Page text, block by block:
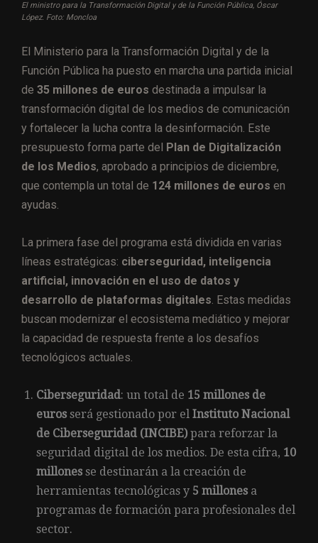
El ministro para la Transformación Digital y de la Función Pública, Óscar
López. Foto: Moncloa
El Ministerio para la Transformación Digital y de la
Función Pública ha puesto en marcha una partida inicial
de 35 millones de euros destinada a impulsar la
transformación digital de los medios de comunicación
y fortalecer la lucha contra la desinformación. Este
presupuesto forma parte del Plan de Digitalización
de los Medios, aprobado a principios de diciembre,
que contempla un total de 124 millones de euros en
ayudas.
La primera fase del programa está dividida en varias
líneas estratégicas: ciberseguridad, inteligencia
artificial, innovación en el uso de datos y
desarrollo de plataformas digitales. Estas medidas
buscan modernizar el ecosistema mediático y mejorar
la capacidad de respuesta frente a los desafíos
tecnológicos actuales.
Ciberseguridad: un total de 15 millones de
euros será gestionado por el Instituto Nacional
de Ciberseguridad (INCIBE) para reforzar la
seguridad digital de los medios. De esta cifra, 10
millones se destinarán a la creación de
herramientas tecnológicas y 5 millones a
programas de formación para profesionales del
sector.